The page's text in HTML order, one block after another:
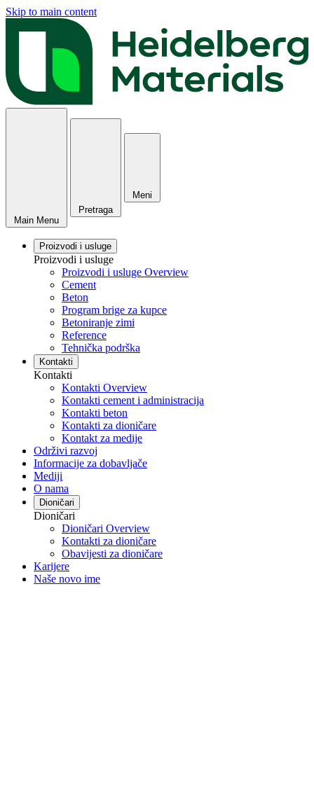
Skip to main content
Main Menu
Pretraga
Meni
Proizvodi i usluge
Proizvodi i usluge
Proizvodi i usluge Overview
Cement
Beton
Program brige za kupce
Betoniranje zimi
Reference
Tehnička podrška
Kontakti
Kontakti
Kontakti Overview
Kontakti cement i administracija
Kontakti beton
Kontakti za dioničare
Kontakt za medije
Održivi razvoj
Informacije za dobavljače
Mediji
O nama
Dioničari
Dioničari
Dioničari Overview
Kontakti za dioničare
Obavijesti za dioničare
Karijere
Naše novo ime